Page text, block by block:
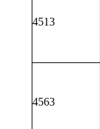
4513
4563